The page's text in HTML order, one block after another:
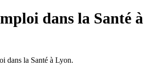
dans la Santé à
dans la Santé à Lyon.